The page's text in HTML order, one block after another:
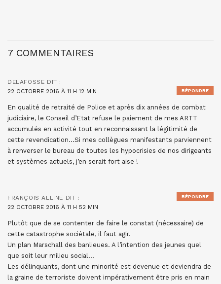
7 COMMENTAIRES
DELAFOSSE DIT :
22 OCTOBRE 2016 À 11 H 12 MIN
En qualité de retraité de Police et après dix années de combat
judiciaire, le Conseil d’Etat refuse le paiement de mes ARTT
accumulés en activité tout en reconnaissant la légitimité de
cette revendication…Si mes collègues manifestants parviennent
à renverser le bureau de toutes les hypocrisies de nos dirigeants
et systèmes actuels, j’en serait fort aise !
RÉPONDRE
FRANÇOIS ALLINE DIT :
22 OCTOBRE 2016 À 11 H 52 MIN
Plutôt que de se contenter de faire le constat (nécessaire) de
cette catastrophe sociétale, il faut agir.
Un plan Marschall des banlieues. A l’intention des jeunes quel
que soit leur milieu social…
Les délinquants, dont une minorité est devenue et deviendra de
la graine de terroriste doivent impérativement être pris en main
RÉPONDRE